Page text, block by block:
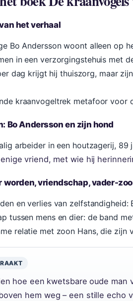
het verhaal
Bo Andersson woont alleen op
in een verzorgingstehuis met
dag krijgt hij thuiszorg, maar
kraanvogeltrek metafoor voor
Bo Andersson en zijn hond
arbeider in een houtzagerij, 89
enige vriend, met wie hij
worden, vriendschap, vader-
en verlies van
tussen mens en dier: de band
relatie met zoon Hans, die zijn
hoe een kwetsbare oude
hem weg – een stille echo